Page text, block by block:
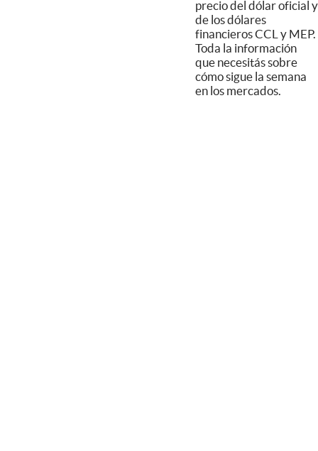
precio del dólar oficial y
de los dólares
financieros CCL y MEP.
Toda la información
que necesitás sobre
cómo sigue la semana
en los mercados.